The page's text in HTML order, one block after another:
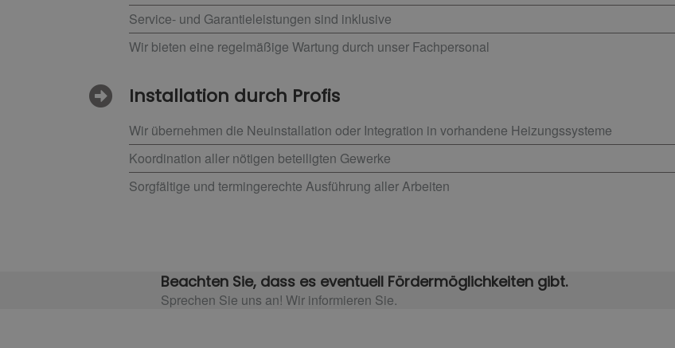
Service- und Garantieleistungen sind inklusive
Wir bieten eine regelmäßige Wartung durch unser Fachpersonal
Installation durch Profis
Wir übernehmen die Neuinstallation oder Integration in vorhandene Heizungssysteme
Koordination aller nötigen beteiligten Gewerke
Sorgfältige und termingerechte Ausführung aller Arbeiten
Beachten Sie, dass es eventuell Fördermöglichkeiten gibt.
Sprechen Sie uns an! Wir informieren Sie.